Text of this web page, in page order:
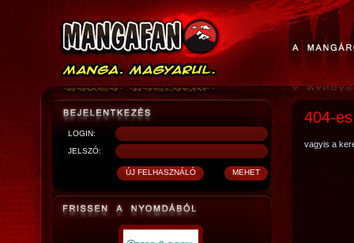
LOGIN:
JELSZÓ:
404-
vagyis a